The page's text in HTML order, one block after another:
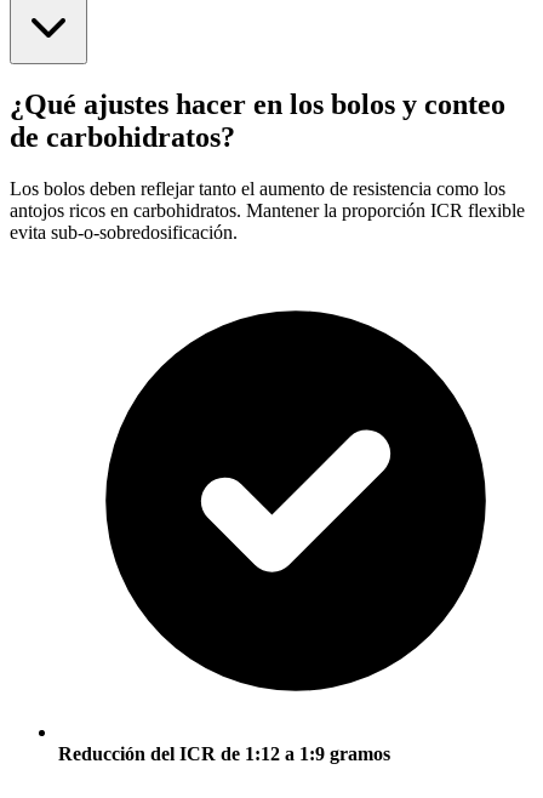
¿Qué ajustes hacer en los bolos y conteo
de carbohidratos?
Los bolos deben reflejar tanto el aumento de resistencia como los
antojos ricos en carbohidratos. Mantener la proporción ICR flexible
evita sub-o-sobredosificación.
Reducción del ICR de 1:12 a 1:9 gramos